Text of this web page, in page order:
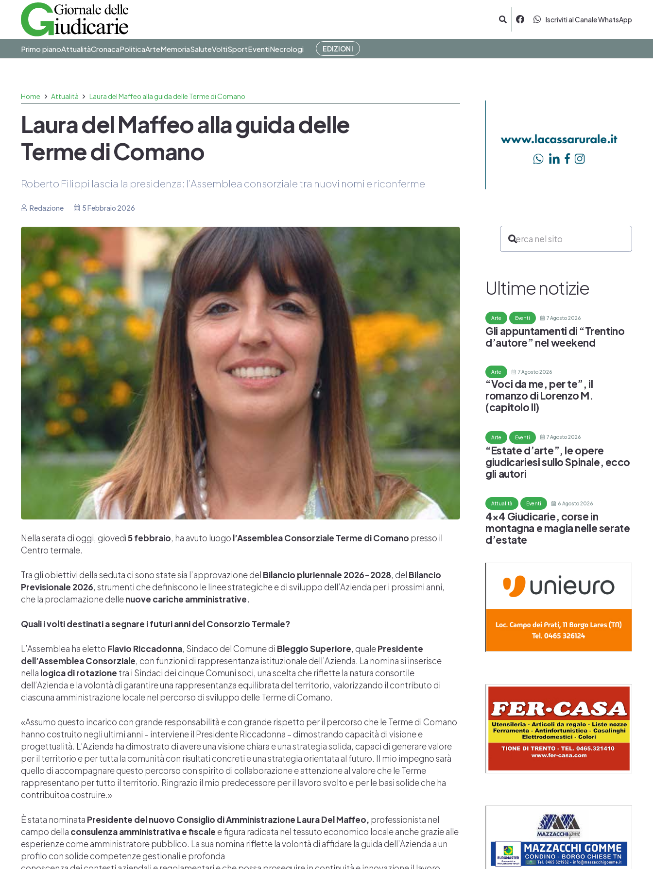
Iscriviti al Canale WhatsApp
Primo pianoAttualitàCronacaPoliticaArteMemoriaSaluteVoltiSportEventiNecrologi EDIZIONI
Home Attualità Laura del Maffeo alla guida delle Terme di Comano
Laura del Maffeo alla guida delle
Terme di Comano
Roberto Filippi lascia la presidenza: l’Assemblea consorziale tra nuovi nomi e riconferme
Redazione 5 Febbraio 2026
Nella serata di oggi, giovedì5 febbraio, ha avuto luogo l’Assemblea Consorziale Terme di Comano presso il
Centro termale.
Tra gli obiettivi della seduta ci sono state sia l’approvazione del Bilancio pluriennale 2026–2028, del Bilancio
Previsionale 2026, strumenti che definiscono le linee strategiche e di sviluppo dell’Azienda per i prossimi anni,
che la proclamazione dellenuove cariche amministrative.
Quali i volti destinati a segnare i futuri anni del Consorzio Termale?
L’Assemblea ha eletto Flavio Riccadonna, Sindaco del Comune di Bleggio Superiore, qualePresidente
dell’Assemblea Consorziale, con funzioni di rappresentanza istituzionale dell’Azienda. La nomina si inserisce
nella logica di rotazione tra i Sindaci dei cinque Comuni soci, una scelta che riflette la natura consortile
dell’Azienda e la volontà di garantire una rappresentanza equilibrata del territorio, valorizzando il contributo di
ciascuna amministrazione locale nel percorso di sviluppo delle Terme di Comano.
«Assumo questo incarico con grande responsabilità e con grande rispetto per il percorso che le Terme di Comano
hanno costruito negli ultimi anni – interviene il Presidente Riccadonna – dimostrando capacità di visione e
progettualità. L’Azienda ha dimostrato di avere una visione chiara e una strategia solida, capaci di generare valore
per il territorio e per tutta la comunità con risultati concreti e una strategia orientata al futuro. Il mio impegno sarà
quello di accompagnare questo percorso con spirito di collaborazione e attenzione al valore che le Terme
rappresentano per tutto il territorio. Ringrazio il mio predecessore per il lavoro svolto e per le basi solide che ha
contribuitoa costruire.»
È stata nominata Presidente del nuovo Consiglio di Amministrazione Laura Del Maffeo, professionista nel
campo della consulenza amministrativa e fiscale e figura radicata nel tessuto economico locale anche grazie alle
esperienze come amministratore pubblico. La sua nomina riflette la volontà di affidare la guida dell’Azienda a un
profilo con solide competenze gestionali e profonda
Ultime notizie
Arte Eventi 7 Agosto 2026
Gli appuntamenti di “Trentino
d’autore” nel weekend
Arte 7 Agosto 2026
“Voci da me, per te”, il
romanzo di Lorenzo M.
(capitolo II)
Arte Eventi 7 Agosto 2026
“Estate d’arte”, le opere
giudicariesi sullo Spinale, ecco
gli autori
Attualità Eventi 6 Agosto 2026
4×4 Giudicarie, corse in
montagna e magia nelle serate
d’estate